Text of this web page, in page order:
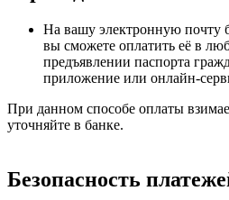
На вашу электронную почту
вы сможете оплатить её в
предъявлении паспорта
приложение или онлайн-
При данном способе оплаты
уточняйте в банке.
Безопасность